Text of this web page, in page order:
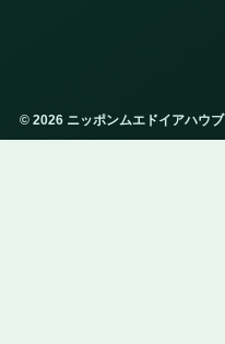
© 2026 ニッポンムエドイアハウブ